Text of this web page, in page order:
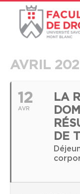
AVRIL
12
AVR
LA
DE